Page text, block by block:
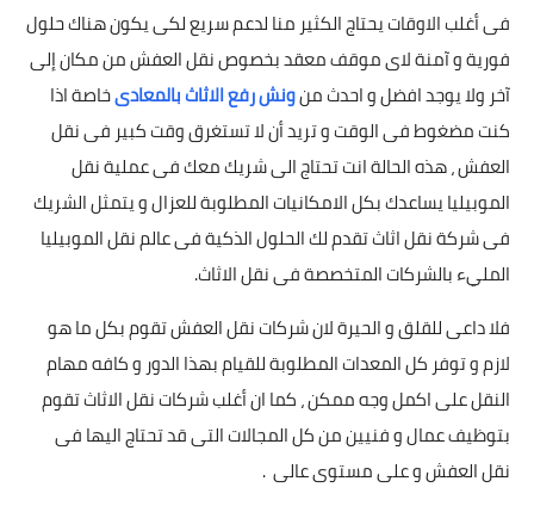
فى أغلب الاوقات يحتاج الكثير منا لدعم سريع لكى يكون هناك حلول
فورية و آمنة لاى موقف معقد بخصوص نقل العفش من مكان إلى
آخر ولا يوجد افضل و احدث منونش رفع الاثاث بالمعادىخاصة اذا
كنت مضغوط فى الوقت و تريد أن لا تستغرق وقت كبير فى نقل
العفش ، هذه الحالة انت تحتاج الى شريك معك فى عملية نقل
الموبيليا يساعدك بكل الامكانيات المطلوبة للعزال و يتمثل الشريك
فى شركة نقل اثاث تقدم لك الحلول الذكية فى عالم نقل الموبيليا
المليء بالشركات المتخصصة فى نقل الاثاث.
فلا داعى للقلق و الحيرة لان شركات نقل العفش تقوم بكل ما هو
لازم و توفر كل المعدات المطلوبة للقيام بهذا الدور و كافه مهام
النقل على اكمل وجه ممكن ، كما ان أغلب شركات نقل الاثاث تقوم
بتوظيف عمال و فنيين من كل المجالات التى قد تحتاج اليها فى
نقل العفش و على مستوى عالى .